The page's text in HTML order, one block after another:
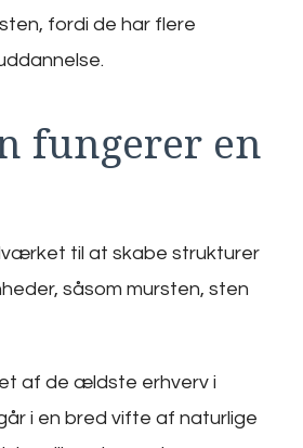
fordi de har flere
fungerer en
til at skabe strukturer
såsom mursten, sten
af de ældste erhverv i
i en bred vifte af naturlige